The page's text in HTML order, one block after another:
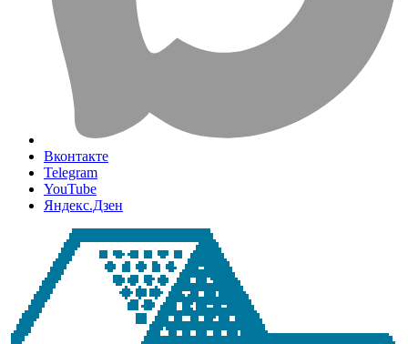
Вконтакте
Telegram
YouTube
Яндекс.Дзен